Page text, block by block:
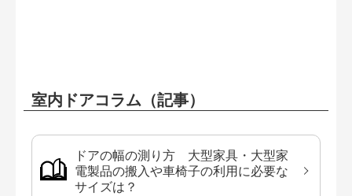
室内ドアコラム（記事）
ドアの幅の測り方 大型家具・大型家
電製品の搬入や車椅子の利用に必要な
サイズは？